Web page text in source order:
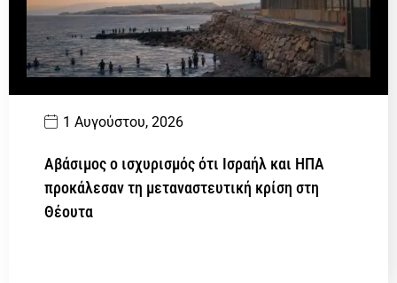
1 Αυγούστου, 2026
Αβάσιμος ο ισχυρισμός ότι Ισραήλ και ΗΠΑ
προκάλεσαν τη μεταναστευτική κρίση στη
Θέουτα